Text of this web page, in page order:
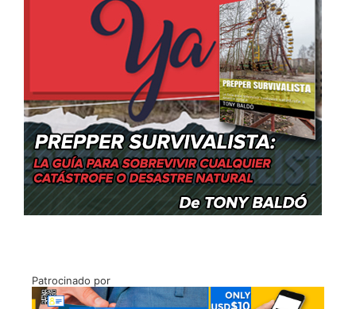
Patrocinado por